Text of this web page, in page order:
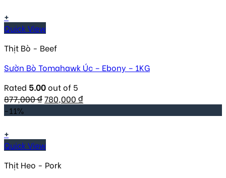
+
Quick View
Thịt Bò - Beef
Sườn Bò Tomahawk Úc – Ebony – 1KG
Rated 5.00out of 5
877,000₫Original
780,000 ₫Current
-11%
+
Quick View
Thịt Heo - Pork